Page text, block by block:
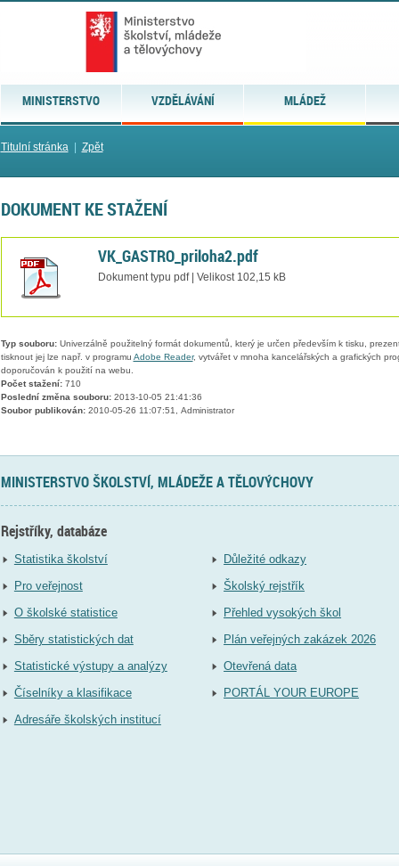
MINISTERSTVO VZDĚLÁVÁNÍ MLÁDEŽ
Titulní stránka| Zpět
DOKUMENT KE STAŽENÍ
VK_GASTRO_priloha2.pdf
Dokument typu pdf | Velikost 102,15 kB
Typ souboru:Univerzálně použitelný formát dokumentů, který je určen především k tisku,
tisknout jej lze např. v programu Adobe Reader, vytvářet v mnoha kancelářských a grafických
doporučován k použití na webu.
Počet stažení:710
Poslední změna souboru:2013-10-05 21:41:36
Soubor publikován:2010-05-26 11:07:51, Administrator
MINISTERSTVO ŠKOLSTVÍ, MLÁDEŽE A TĚLOVÝCHOVY
Rejstříky, databáze
Statistika školství
Pro veřejnost
O školské statistice
Sběry statistických dat
Statistické výstupy a analýzy
Číselníky a klasifikace
Adresáře školských institucí
Důležité odkazy
Školský rejstřík
Přehled vysokých škol
Plán veřejných zakázek 2026
Otevřená data
PORTÁL YOUR EUROPE